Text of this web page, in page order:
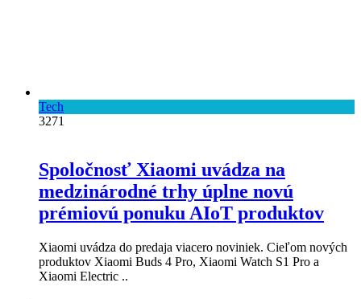
Tech
3271
Spoločnosť Xiaomi uvádza na
medzinárodné trhy úplne novú
prémiovú ponuku AIoT produktov
Xiaomi uvádza do predaja viacero noviniek. Cieľom nových
produktov Xiaomi Buds 4 Pro, Xiaomi Watch S1 Pro a
Xiaomi Electric ..